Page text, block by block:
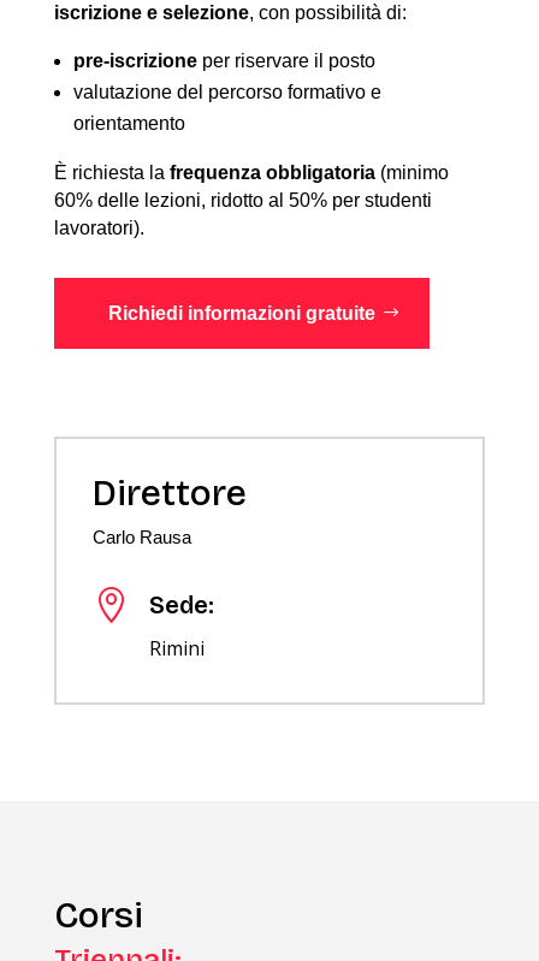
iscrizione e selezione, con possibilità di:
pre-iscrizioneper riservare il posto
valutazione del percorso formativo e
orientamento
È richiesta la frequenza obbligatoria(minimo
60% delle lezioni, ridotto al 50% per studenti
lavoratori).
Richiedi informazioni gratuite
Direttore
Carlo Rausa
 Sede:
Rimini
Corsi